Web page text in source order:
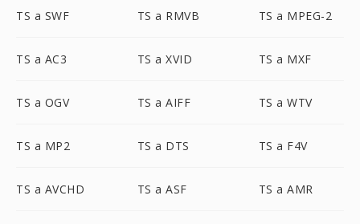
TS a SWF TS a RMVB TS a MPEG-2
TS a AC3 TS a XVID TS a MXF
TS a OGV TS a AIFF TS a WTV
TS a MP2 TS a DTS TS a F4V
TS a AVCHD TS a ASF TS a AMR